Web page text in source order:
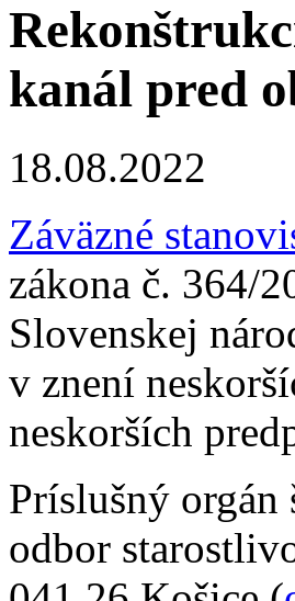
kanál pred
18.08.2022
Záväzné
zákona č. 364/
Slovenskej
v znení
neskorších
Príslušný orgán
odbor